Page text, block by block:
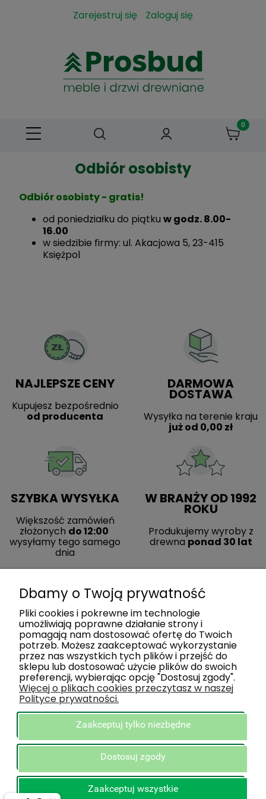
Zarejestruj się Zaloguj się
Odbiór osobisty
Odbiór osobisty - gratis!
od poniedziałku do piątku w godz. 8.00-
16.00
w siedzibie firmy: ul. Akacjowa 5, 23-415
Księżpol
NAJLEPSZE CENY
Kupujesz bezpośrednio
od producenta
DARMOWA
DOSTAWA
Wysyłka na terenie kraju
już od 0,00 zł
SZYBKA WYSYŁKA
Większość zamówień
złożonych do 12:00
wysyłamy tego samego
dnia
W BRANŻY OD 1992
ROKU
Produkujemy wyroby z
drewna ponad 30 lat
ZAKUPY
POMOC
INFORMACJE
STREFA KLIENTA
O NAS
Dbamy o Twoją prywatność
Pliki cookies i pokrewne im technologie
umożliwiają poprawne działanie strony i
pomagają nam dostosować ofertę do Twoich
potrzeb. Możesz zaakceptować wykorzystanie
przez nas wszystkich tych plików i przejść do
sklepu lub dostosować użycie plików do swoich
preferencji, wybierając opcję "Dostosuj zgody".
Więcej o plikach cookies przeczytasz w naszej
Polityce prywatności.
Zaakceptuj tylko niezbędne
Dostosuj zgody
Zaakceptuj wszystkie